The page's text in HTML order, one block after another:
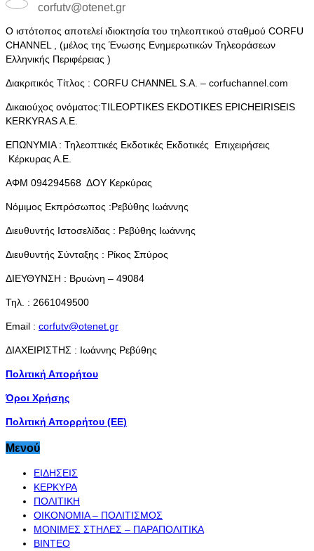
corfutv@otenet.gr
Ο ιστότοπος αποτελεί ιδιοκτησία του τηλεοπτικού σταθμού CORFU
CHANNEL , (μέλος της Ένωσης Ενημερωτικών Τηλεοράσεων
Ελληνικής Περιφέρειας )
Διακριτικός Τίτλος : CORFU CHANNEL S.A. – corfuchannel.com
Δικαιούχος ονόματος:TILEOPTIKES EKDOTIKES EPICHEIRISEIS
KERKYRAS A.E.
ΕΠΩΝΥΜΙΑ : Τηλεοπτικές Εκδοτικές Εκδοτικές Επιχειρήσεις
Κέρκυρας Α.Ε.
ΑΦΜ 094294568 ΔΟΥ Κερκύρας
Νόμιμος Εκπρόσωπος :Ρεβύθης Ιωάννης
Διευθυντής Ιστοσελίδας : Ρεβύθης Ιωάννης
Διευθυντής Σύνταξης : Ρίκος Σπύρος
ΔΙΕΥΘΥΝΣΗ : Βρυώνη – 49084
Τηλ. : 2661049500
Email : corfutv@otenet.gr
ΔΙΑΧΕΙΡΙΣΤΗΣ : Ιωάννης Ρεβύθης
Πολιτική Απορήτου
Όροι Χρήσης
Πολιτική Απορρήτου (ΕΕ)
Μενού
ΕΙΔΗΣΕΙΣ
ΚΕΡΚΥΡΑ
ΠΟΛΙΤΙΚΗ
ΟΙΚΟΝΟΜΙΑ – ΠΟΛΙΤΙΣΜΟΣ
ΜΟΝΙΜΕΣ ΣΤΗΛΕΣ – ΠΑΡΑΠΟΛΙΤΙΚΑ
ΒΙΝΤΕΟ